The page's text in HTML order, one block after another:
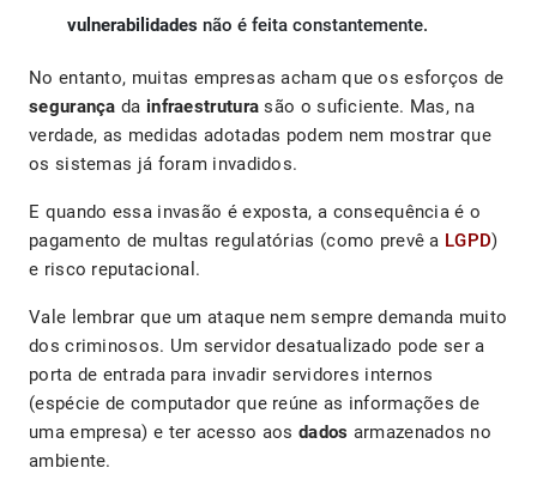
vulnerabilidades não é feita constantemente.
No entanto, muitas empresas acham que os esforços de
segurança da infraestruturasão o suficiente. Mas, na
verdade, as medidas adotadas podem nem mostrar que
os sistemas já foram invadidos.
E quando essa invasão é exposta, a consequência é o
pagamento de multas regulatórias (como prevê a LGPD)
e risco reputacional.
Vale lembrar que um ataque nem sempre demanda muito
dos criminosos. Um servidor desatualizado pode ser a
porta de entrada para invadir servidores internos
(espécie de computador que reúne as informações de
uma empresa) e ter acesso aosdados armazenados no
ambiente.